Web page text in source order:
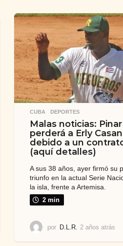
t
r
s
CUBA ,DEPORTES
Malas noticias: Pinar
perderá a Erly
debido a un
(aquí detalles)
A sus 38 años, ayer firmó su
triunfo en la actual Serie
la isla, frente a Artemisa.
2 min
por D.L.R. 2 años atrás